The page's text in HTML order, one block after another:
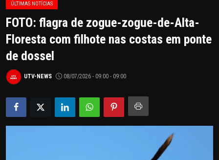
PIRACICABA
LIMEIRA
ESPIRITO SANTO
REGIÃO
AGRO
ÚLTIMAS NOTÍCIAS
FOTO: flagra de zogue-zogue-de-Alta-
Floresta com filhote nas costas em ponte
de dossel
UTV-NEWS 08/07/2026 - 09:00 - 09:00